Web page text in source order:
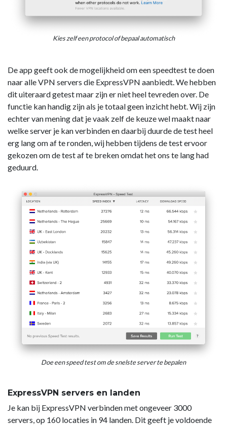
Kies zelf een protocol of bepaal automatisch
De app geeft ook de mogelijkheid om een speedtest te doen
naar alle VPN servers die ExpressVPN aanbiedt. We hebben
dit uiteraard getest maar zijn er niet heel tevreden over. De
functie kan handig zijn als je totaal geen inzicht hebt. Wij zijn
echter van mening dat je vaak zelf de keuze wel maakt naar
welke server je kan verbinden en daarbij duurde de test heel
erg lang om af te ronden, wij hebben tijdens de test ervoor
gekozen om de test af te breken omdat het ons te lang had
geduurd.
Doe een speed test om de snelste server te bepalen
ExpressVPN servers en landen
Je kan bij ExpressVPN verbinden met ongeveer 3000
servers, op 160 locaties in 94 landen. Dit geeft je voldoende